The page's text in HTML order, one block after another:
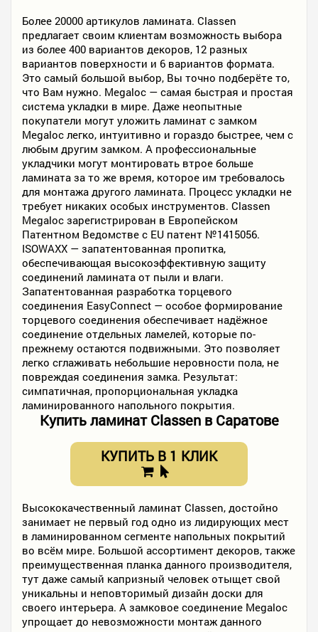
Более 20000 артикулов ламината. Classen
предлагает своим клиентам возможность выбора
из более 400 вариантов декоров, 12 разных
вариантов поверхности и 6 вариантов формата.
Это самый большой выбор, Вы точно подберёте то,
что Вам нужно. Megaloc — самая быстрая и простая
система укладки в мире. Даже неопытные
покупатели могут уложить ламинат с замком
Megaloc легко, интуитивно и гораздо быстрее, чем с
любым другим замком. А профессиональные
укладчики могут монтировать втрое больше
ламината за то же время, которое им требовалось
для монтажа другого ламината. Процесс укладки не
требует никаких особых инструментов. Classen
Megaloc зарегистрирован в Европейском
Патентном Ведомстве с EU патент №1415056.
ISOWAXX — запатентованная пропитка,
обеспечивающая высокоэффективную защиту
соединений ламината от пыли и влаги.
Запатентованная разработка торцевого
соединения EasyConnect — особое формирование
торцевого соединения обеспечивает надёжное
соединение отдельных ламелей, которые по-
прежнему остаются подвижными. Это позволяет
легко сглаживать небольшие неровности пола, не
повреждая соединения замка. Результат:
симпатичная, пропорциональная укладка
ламинированного напольного покрытия.
Купить ламинат Classen в Саратове
КУПИТЬ В 1 КЛИК
Высококачественный ламинат Classen, достойно
занимает не первый год одно из лидирующих мест
в ламинированном сегменте напольных покрытий
во всём мире. Большой ассортимент декоров, также
преимущественная планка данного производителя,
тут даже самый капризный человек отыщет свой
уникальны и неповторимый дизайн доски для
своего интерьера. А замковое соединение Megaloc
упрощает до невозможности монтаж данного